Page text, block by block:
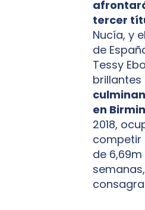
tercer
Nucía, y
de
Tessy
brillantes
en
2018,
competir
de